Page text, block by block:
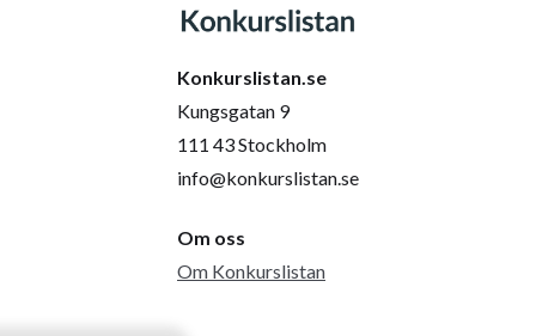
Konkurslistan.se
Kungsgatan 9
111 43 Stockholm
info@konkurslistan.se
Om oss
Om Konkurslistan